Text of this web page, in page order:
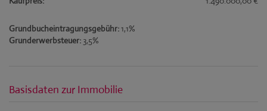
Grundbucheintragungsgebühr:1,1%
Grunderwerbsteuer: 3,5%
Basisdaten zur Immobilie